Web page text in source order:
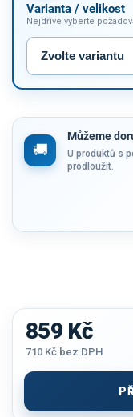
Varianta / velikost
Nejdříve vyberte
Můžeme
U produktů s
prodloužit.
859 Kč
710 Kč bez DPH
cena: